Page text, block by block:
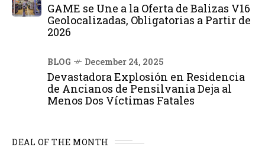
GAME se Une a la Oferta de Balizas V16
Geolocalizadas, Obligatorias a Partir de
2026
BLOG December 24, 2025
Devastadora Explosión en Residencia
de Ancianos de Pensilvania Deja al
Menos Dos Víctimas Fatales
DEAL OF THE MONTH